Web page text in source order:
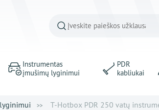
Instrumentas
įmušimų lyginimui
PDR
kabliukai
T-Hotbox PDR 250 vatų